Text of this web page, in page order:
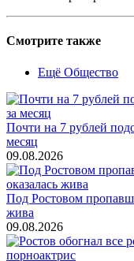
Смотрите также
Ещё Общество
Почти на 7 рублей
месяц
09.08.2026
Под Ростовом
жива
09.08.2026